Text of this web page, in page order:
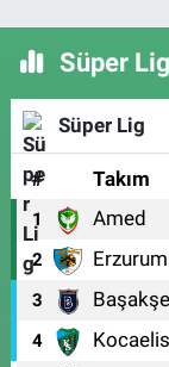
Süper
Süper Lig
# Takım
1 Amed
2
3
4